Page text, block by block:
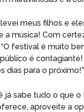
meus filhos e
a música! Com
festival é muito
é
dias para o próximo!”
já sabe tudo o que o
aproveite a